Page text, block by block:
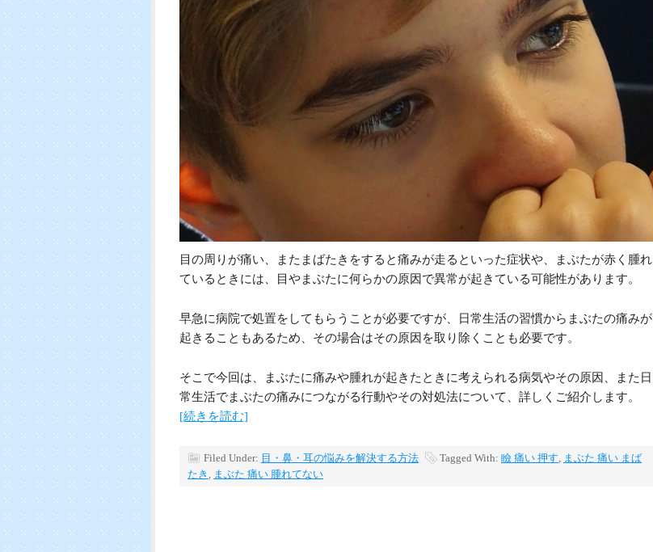
目の周りが痛い、またまばたきをすると痛みが走るといった症状や、まぶたが赤く腫れ
ているときには、目やまぶたに何らかの原因で異常が起きている可能性があります。
早急に病院で処置をしてもらうことが必要ですが、日常生活の習慣からまぶたの痛みが
起きることもあるため、その場合はその原因を取り除くことも必要です。
そこで今回は、まぶたに痛みや腫れが起きたときに考えられる病気やその原因、また日
常生活でまぶたの痛みにつながる行動やその対処法について、詳しくご紹介します。
[続きを読む]
Filed Under: 目・鼻・耳の悩みを解決する方法 Tagged With: 瞼 痛い 押す
まぶた 痛い まば
たき
まぶた 痛い 腫れてない